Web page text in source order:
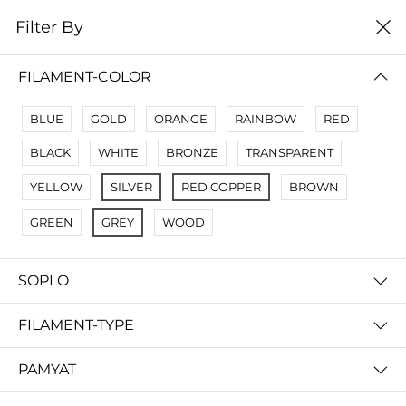
0
No Results
Not Found Filters1
Not Found Filters2
Filter By
FILAMENT-COLOR
BLUE GOLD ORANGE RAINBOW RED
BLACK WHITE BRONZE TRANSPARENT
YELLOW SILVER RED COPPER BROWN
GREEN GREY WOOD
SOPLO
FILAMENT-TYPE
PAMYAT